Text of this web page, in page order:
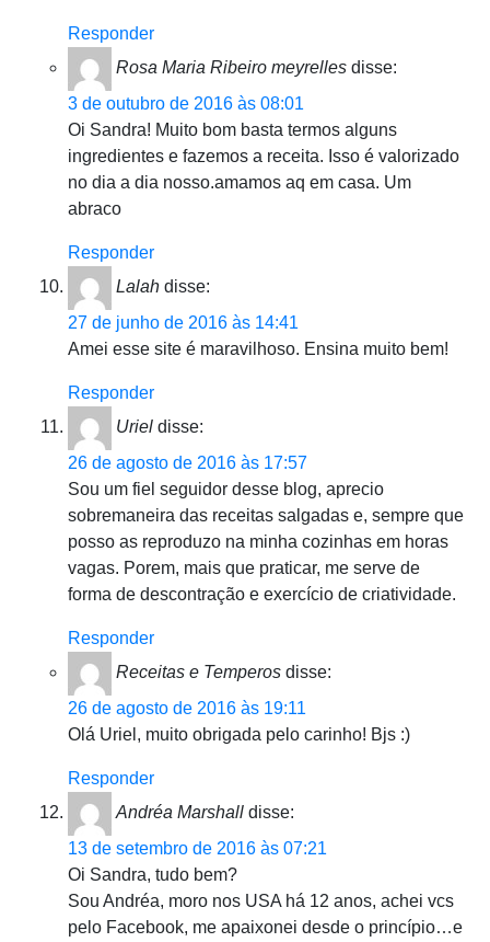
Responder
Rosa Maria Ribeiro meyrelles disse:
3 de outubro de 2016 às 08:01
Oi Sandra! Muito bom basta termos alguns
ingredientes e fazemos a receita. Isso é valorizado
no dia a dia nosso.amamos aq em casa. Um
abraco
Responder
Lalah disse:
27 de junho de 2016 às 14:41
Amei esse site é maravilhoso. Ensina muito bem!
Responder
Uriel disse:
26 de agosto de 2016 às 17:57
Sou um fiel seguidor desse blog, aprecio
sobremaneira das receitas salgadas e, sempre que
posso as reproduzo na minha cozinhas em horas
vagas. Porem, mais que praticar, me serve de
forma de descontração e exercício de criatividade.
Responder
Receitas e Temperos disse:
26 de agosto de 2016 às 19:11
Olá Uriel, muito obrigada pelo carinho! Bjs :)
Responder
Andréa Marshall disse:
13 de setembro de 2016 às 07:21
Oi Sandra, tudo bem?
Sou Andréa, moro nos USA há 12 anos, achei vcs
pelo Facebook, me apaixonei desde o princípio…e